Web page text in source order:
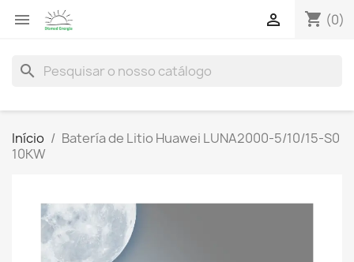
 shopping_cart (0)

search
Início
Batería de Litio Huawei LUNA2000-5/10/15-S0
10KW